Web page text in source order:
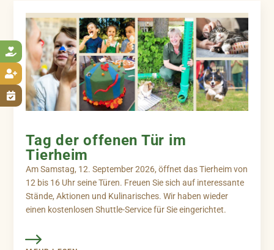



Tag der offenen Tür im
Tierheim
Am Samstag, 12. September 2026, öffnet das Tierheim von
12 bis 16 Uhr seine Türen. Freuen Sie sich auf interessante
Stände, Aktionen und Kulinarisches. Wir haben wieder
einen kostenlosen Shuttle-Service für Sie eingerichtet.